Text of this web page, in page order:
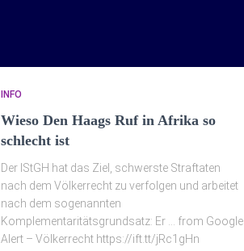
INFO
Wieso Den Haags Ruf in Afrika so
schlecht ist
Der IStGH hat das Ziel, schwerste Straftaten
nach dem Völkerrecht zu verfolgen und arbeitet
nach dem sogenannten
Komplementaritätsgrundsatz: Er … from Google
Alert – Völkerrecht https://ift.tt/jRc1gHn